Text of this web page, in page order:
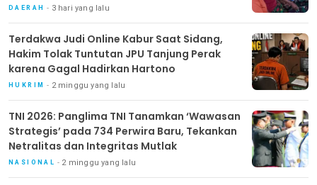
DAERAH 3 hari yang lalu
Terdakwa Judi Online Kabur Saat Sidang,
Hakim Tolak Tuntutan JPU Tanjung Perak
karena Gagal Hadirkan Hartono
HUKRIM 2 minggu yang lalu
TNI 2026: Panglima TNI Tanamkan ‘Wawasan
Strategis’ pada 734 Perwira Baru, Tekankan
Netralitas dan Integritas Mutlak
NASIONAL 2 minggu yang lalu